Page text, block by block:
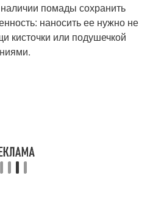
помады сохранить
наносить ее нужно не
кисточки или подушечкой